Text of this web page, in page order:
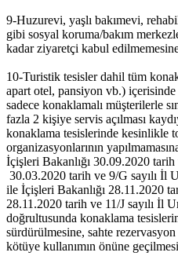
9-Huzurevi, yaşlı bakımevi,
gibi sosyal koruma/bakım
kadar ziyaretçi kabul
10-Turistik tesisler dahil tüm
apart otel, pansiyon vb.)
sadece konaklamalı müşterilerle
fazla 2 kişiye servis açılması
konaklama tesislerinde kesinlikle
organizasyonlarının
İçişleri Bakanlığı 30.09.2020 tarih
30.03.2020 tarih ve 9/G sayılı İl
ile İçişleri Bakanlığı 28.11.2020
28.11.2020 tarih ve 11/J sayılı İl
doğrultusunda konaklama
sürdürülmesine, sahte
kötüye kullanımın önüne